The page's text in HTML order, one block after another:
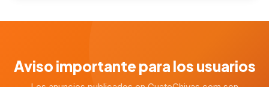
Aviso importante para los usuarios